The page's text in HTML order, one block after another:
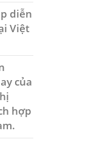
diễn
Việt
của
hợp